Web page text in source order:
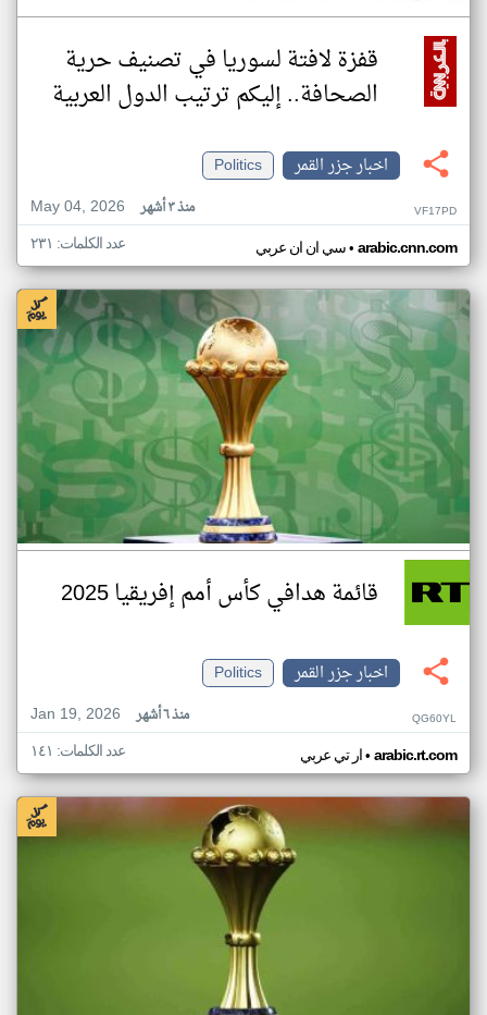
قفزة لافتة لسوريا في تصنيف حرية
الصحافة.. إليكم ترتيب الدول العربية
اخبار جزر القمر
Politics
May 04, 2026
منذ ٣ أشهر VF17PD
سي ان ان عربي• arabic.cnn.com عدد الكلمات: ٢٣١
قائمة هدافي كأس أمم إفريقيا 2025
اخبار جزر القمر
Politics
Jan 19, 2026
منذ ٦ أشهر QG60YL
ار تي عربي• arabic.rt.com عدد الكلمات: ١٤١